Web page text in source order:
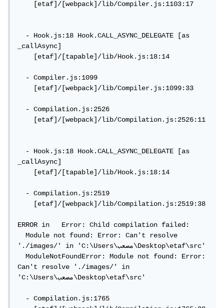
[etaf]/[webpack]/lib/Compiler.js:1103:17
- Hook.js:18 Hook.CALL_ASYNC_DELEGATE [as
_callAsync]
[etaf]/[tapable]/lib/Hook.js:18:14
- Compiler.js:1099
[etaf]/[webpack]/lib/Compiler.js:1099:33
- Compilation.js:2526
[etaf]/[webpack]/lib/Compilation.js:2526:11
- Hook.js:18 Hook.CALL_ASYNC_DELEGATE [as
_callAsync]
[etaf]/[tapable]/lib/Hook.js:18:14
- Compilation.js:2519
[etaf]/[webpack]/lib/Compilation.js:2519:38
ERROR in   Error: Child compilation failed:
Module not found: Error: Can't resolve
'./images/' in 'C:\Users\مصعب\Desktop\etaf\src'
ModuleNotFoundError: Module not found: Error:
Can't resolve './images/' in
'C:\Users\مصعب\Desktop\etaf\src'
- Compilation.js:1765